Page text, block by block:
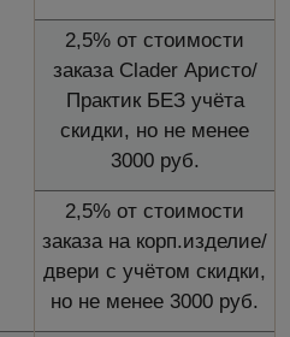
2,5% от стоимости
заказа Clader Аристо/
Практик БЕЗ учёта
скидки, но не менее
3000 руб.
2,5% от стоимости
заказа на корп.изделие/
двери с учётом скидки,
но не менее 3000 руб.